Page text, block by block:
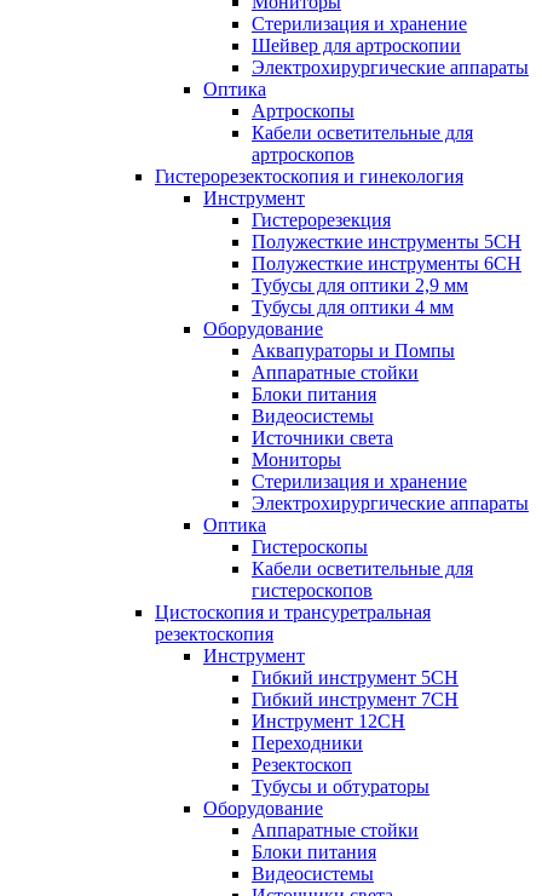
Стерилизация и хранение
Шейвер для артроскопии
Электрохирургические аппараты
Оптика
Артроскопы
Кабели осветительные для
артроскопов
Гистерорезектоскопия и гинекология
Инструмент
Гистерорезекция
Полужесткие инструменты 5CH
Полужесткие инструменты 6CH
Тубусы для оптики 2,9 мм
Тубусы для оптики 4 мм
Оборудование
Аквапураторы и Помпы
Аппаратные стойки
Блоки питания
Видеосистемы
Источники света
Мониторы
Стерилизация и хранение
Электрохирургические аппараты
Оптика
Гистероскопы
Кабели осветительные для
гистероскопов
Цистоскопия и трансуретральная
резектоскопия
Инструмент
Гибкий инструмент 5CH
Гибкий инструмент 7CH
Инструмент 12CH
Переходники
Резектоскоп
Тубусы и обтураторы
Оборудование
Аппаратные стойки
Блоки питания
Видеосистемы